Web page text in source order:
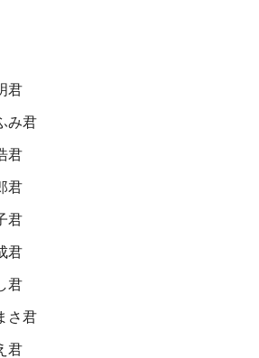
君
み君
君
君
君
君
さ君
君